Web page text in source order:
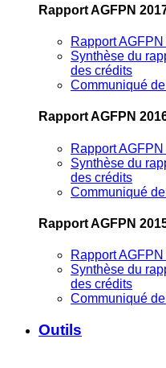
Rapport AGFPN
Rapport
Synthèse du
des crédits
Communiqué
Rapport AGFPN
Rapport
Synthèse du
des crédits
Communiqué
Rapport AGFPN
Rapport
Synthèse du
des crédits
Communiqué
Outils